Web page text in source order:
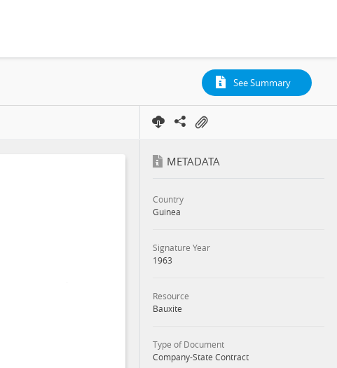
See Summary
METADATA
Country
Guinea
Signature Year
1963
Resource
Bauxite
Type of Document
Company-State Contract